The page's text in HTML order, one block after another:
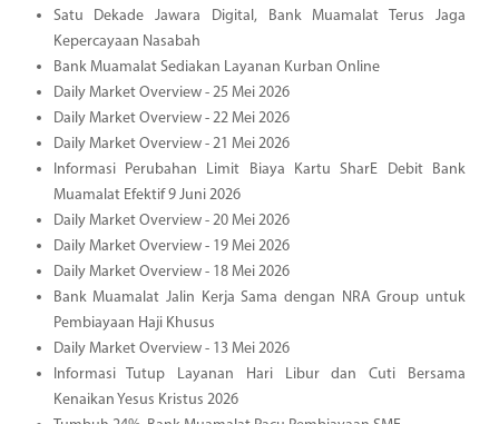
Satu Dekade Jawara Digital, Bank Muamalat Terus Jaga
Kepercayaan Nasabah
Bank Muamalat Sediakan Layanan Kurban Online
Daily Market Overview - 25 Mei 2026
Daily Market Overview - 22 Mei 2026
Daily Market Overview - 21 Mei 2026
Informasi Perubahan Limit Biaya Kartu SharE Debit Bank
Muamalat Efektif 9 Juni 2026
Daily Market Overview - 20 Mei 2026
Daily Market Overview - 19 Mei 2026
Daily Market Overview - 18 Mei 2026
Bank Muamalat Jalin Kerja Sama dengan NRA Group untuk
Pembiayaan Haji Khusus
Daily Market Overview - 13 Mei 2026
Informasi Tutup Layanan Hari Libur dan Cuti Bersama
Kenaikan Yesus Kristus 2026